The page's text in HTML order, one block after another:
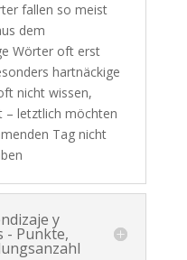
fallen so meist
dem
Wörter oft erst
hartnäckige
nicht wissen,
– letztlich möchten
Tag nicht
y
- Punkte,